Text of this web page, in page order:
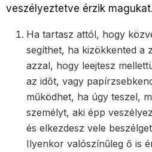
veszélyeztetve érzik magukat.
Ha tartasz attól, hogy
segíthet, ha kizökkented a
azzal, hogy leejtesz
az időt, vagy
működhet, ha úgy teszel,
személyt, aki épp
és elkezdesz vele
Ilyenkor valószínűleg ő is